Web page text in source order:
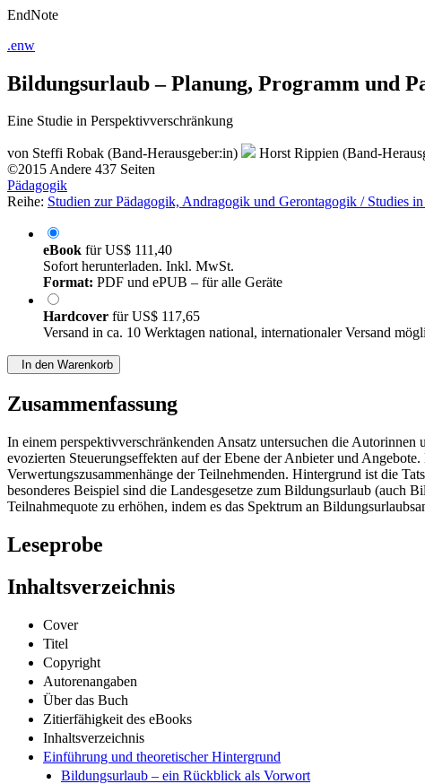
EndNote
.enw
Bildungsurlaub – Planung, Programm und
Eine Studie in Perspektivverschränkung
von Steffi Robak (Band-Herausgeber:in) Horst Rippien (Band-
©2015Andere 437 Seiten
Pädagogik
Reihe: Studien zur Pädagogik, Andragogik und Gerontagogik / Studies
eBook fürUS$ 111,40
Sofort herunterladen. Inkl. MwSt.
Format: PDF und ePUB – für alle Geräte
Hardcover fürUS$ 117,65
Versand in ca. 10 Werktagen national, internationaler Versand
In den Warenkorb
Zusammenfassung
In einem perspektivverschränkenden Ansatz untersuchen die
evozierten Steuerungseffekten auf der Ebene der Anbieter und
Verwertungszusammenhänge der Teilnehmenden. Hintergrund ist die
besonderes Beispiel sind die Landesgesetze zum Bildungsurlaub (auch
Teilnahmequote zu erhöhen, indem es das Spektrum an
Leseprobe
Inhaltsverzeichnis
Cover
Titel
Copyright
Autorenangaben
Über das Buch
Zitierfähigkeit des eBooks
Inhaltsverzeichnis
Einführung und theoretischer Hintergrund
Bildungsurlaub – ein Rückblick als Vorwort